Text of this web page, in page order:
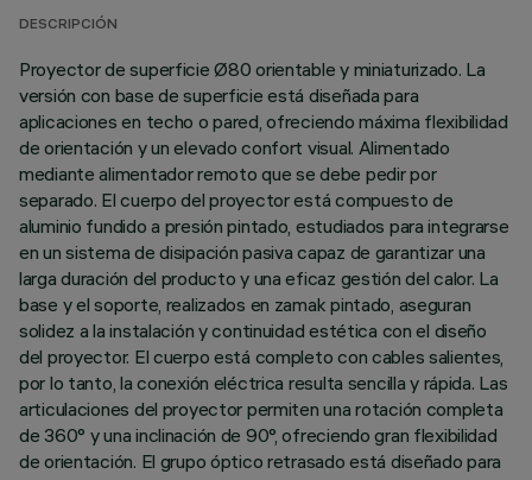
DESCRIPCIÓN
Proyector de superficie Ø80 orientable y miniaturizado. La
versión con base de superficie está diseñada para
aplicaciones en techo o pared, ofreciendo máxima flexibilidad
de orientación y un elevado confort visual. Alimentado
mediante alimentador remoto que se debe pedir por
separado. El cuerpo del proyector está compuesto de
aluminio fundido a presión pintado, estudiados para integrarse
en un sistema de disipación pasiva capaz de garantizar una
larga duración del producto y una eficaz gestión del calor. La
base y el soporte, realizados en zamak pintado, aseguran
solidez a la instalación y continuidad estética con el diseño
del proyector. El cuerpo está completo con cables salientes,
por lo tanto, la conexión eléctrica resulta sencilla y rápida. Las
articulaciones del proyector permiten una rotación completa
de 360° y una inclinación de 90°, ofreciendo gran flexibilidad
de orientación. El grupo óptico retrasado está diseñado para